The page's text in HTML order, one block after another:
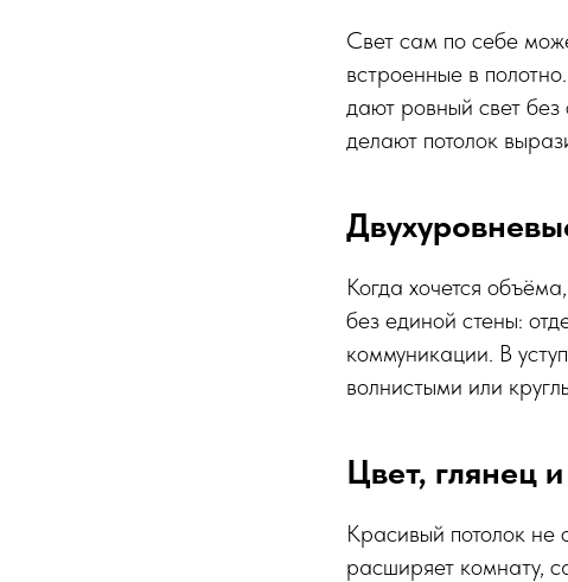
Свет сам по себе
встроенные в
дают ровный свет
делают потолок
Когда хочется
без единой стены:
коммуникации. В
волнистыми или
Цвет, глянец
Красивый потолок не
расширяет комнату,